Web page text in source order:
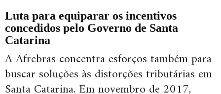
Luta para equiparar os incentivos
concedidos pelo Governo de Santa
Catarina
A Afrebras concentra esforços também para
buscar soluções às distorções tributárias em
Santa Catarina. Em novembro de 2017,